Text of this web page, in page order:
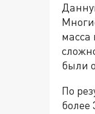
масса
были
По
более